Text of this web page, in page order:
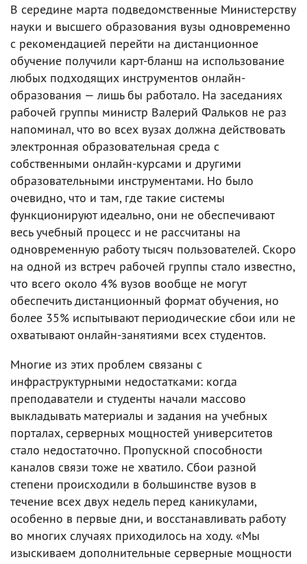
В середине марта подведомственные Министерству
науки и высшего образования вузы одновременно
с рекомендацией перейти на дистанционное
обучение получили карт-бланш на использование
любых подходящих инструментов онлайн-
образования — лишь бы работало. На заседаниях
рабочей группы министр Валерий Фальков не раз
напоминал, что во всех вузах должна действовать
электронная образовательная среда с
собственными онлайн-курсами и другими
образовательными инструментами. Но было
очевидно, что и там, где такие системы
функционируют идеально, они не обеспечивают
весь учебный процесс и не рассчитаны на
одновременную работу тысяч пользователей. Скоро
на одной из встреч рабочей группы стало известно,
что всего около 4% вузов вообще не могут
обеспечить дистанционный формат обучения, но
более 35% испытывают периодические сбои или не
охватывают онлайн-занятиями всех студентов.
Многие из этих проблем связаны с
инфраструктурными недостатками: когда
преподаватели и студенты начали массово
выкладывать материалы и задания на учебных
порталах, серверных мощностей университетов
стало недостаточно. Пропускной способности
каналов связи тоже не хватило. Сбои разной
степени происходили в большинстве вузов в
течение всех двух недель перед каникулами,
особенно в первые дни, и восстанавливать работу
во многих случаях приходилось на ходу. «Мы
изыскиваем дополнительные серверные мощности